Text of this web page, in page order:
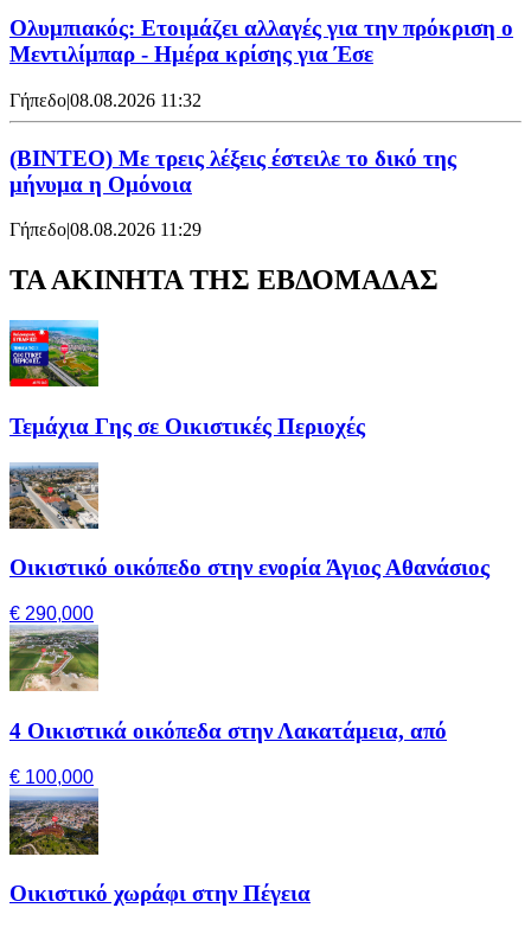
Ολυμπιακός: Ετοιμάζει αλλαγές για την πρόκριση ο
Μεντιλίμπαρ - Ημέρα κρίσης για Έσε
Γήπεδο|08.08.2026 11:32
(ΒΙΝΤΕΟ) Με τρεις λέξεις έστειλε το δικό της
μήνυμα η Ομόνοια
Γήπεδο|08.08.2026 11:29
ΤΑ ΑΚΙΝΗΤΑ ΤΗΣ ΕΒΔΟΜΑΔΑΣ
Τεμάχια Γης σε Οικιστικές Περιοχές
Οικιστικό οικόπεδο στην ενορία Άγιος Αθανάσιος
€ 290,000
4 Οικιστικά οικόπεδα στην Λακατάμεια, από
€ 100,000
Οικιστικό χωράφι στην Πέγεια